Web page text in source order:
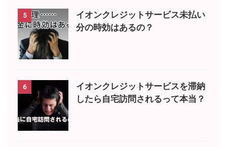
5
イオンクレジットサービス未払い
分の時効はあるの？
6
イオンクレジットサービスを滞納
したら自宅訪問されるって本当？